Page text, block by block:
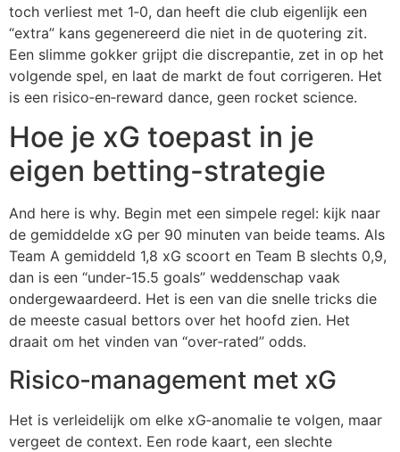
toch verliest met 1‑0, dan heeft die club eigenlijk een
“extra” kans gegenereerd die niet in de quotering zit.
Een slimme gokker grijpt die discrepantie, zet in op het
volgende spel, en laat de markt de fout corrigeren. Het
is een risico‑en‑reward dance, geen rocket science.
Hoe je xG toepast in je
eigen betting-strategie
And here is why. Begin met een simpele regel: kijk naar
de gemiddelde xG per 90 minuten van beide teams. Als
Team A gemiddeld 1,8 xG scoort en Team B slechts 0,9,
dan is een “under‑15.5 goals” weddenschap vaak
ondergewaardeerd. Het is een van die snelle tricks die
de meeste casual bettors over het hoofd zien. Het
draait om het vinden van “over‑rated” odds.
Risico‑management met xG
Het is verleidelijk om elke xG‑anomalie te volgen, maar
vergeet de context. Een rode kaart, een slechte